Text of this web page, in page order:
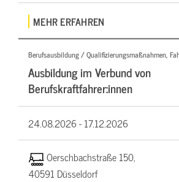
MEHR ERFAHREN
Berufsausbildung / Qualifizierungsmaßnahmen,
Ausbildung im Verbund von
Berufskraftfahrer:innen
24.08.2026 -17.12.2026
Oerschbachstraße 150,
40591 Düsseldorf